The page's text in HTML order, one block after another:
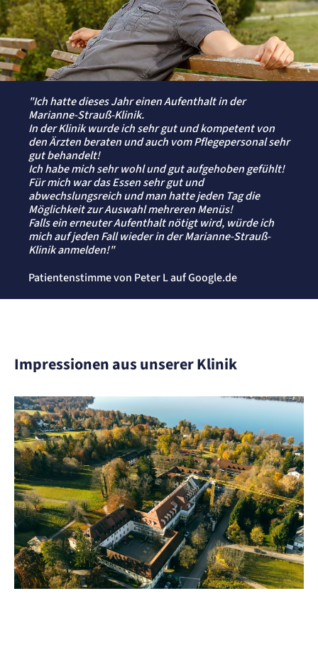
"Ich hatte dieses Jahr einen Aufenthalt in der
Marianne-Strauß-Klinik.
In der Klinik wurde ich sehr gut und kompetent von
den Ärzten beraten und auch vom Pflegepersonal sehr
gut behandelt!
Ich habe mich sehr wohl und gut aufgehoben gefühlt!
Für mich war das Essen sehr gut und
abwechslungsreich und man hatte jeden Tag die
Möglichkeit zur Auswahl mehreren Menüs!
Falls ein erneuter Aufenthalt nötigt wird, würde ich
mich auf jeden Fall wieder in der Marianne-Strauß-
Klinik anmelden!"
Patientenstimme von Peter L auf Google.de
Impressionen aus unserer Klinik